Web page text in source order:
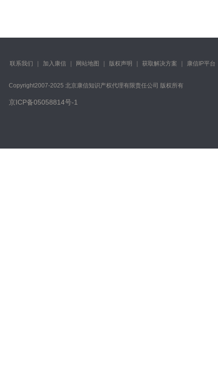
联系我们 加入康信 网站地图 版权声明 获取解决方案 康信IP平台
Copyright️2007-2025 北京康信知识产权代理有限责任公司 版权所有
京ICP备05058814号-1